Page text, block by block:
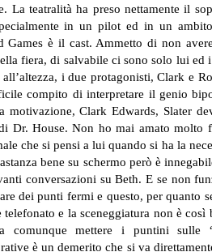
La teatralità ha preso nettamente il
in un pilot ed in un
è il cast. Ammetto di non
fiera, di salvabile ci sono solo lui ed
i due protagonisti, Clark e
compito di interpretare il genio
motivazione, Clark Edwards, Slater
House. Non ho mai amato molto
che si pensi a lui quando si ha la
bene su schermo però è
conversazioni su Beth. E se non
dei punti fermi e questo, per
e la sceneggiatura non è
mettere i puntini sulle
è un demerito che si va